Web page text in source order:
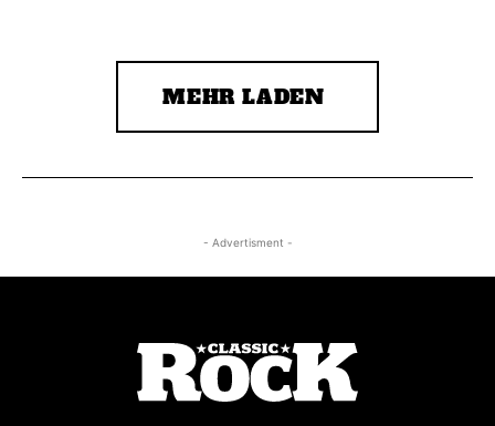
MEHR LADEN
- Advertisment -